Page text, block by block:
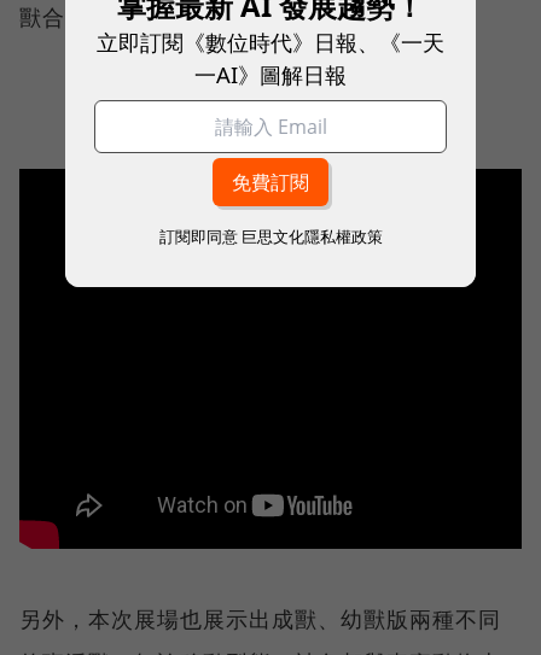
獸合影留念。
另外，本次展場也展示出成獸、幼獸版兩種不同
立即訂閱《數位時代》日報、《一天
一AI》圖解日報
訂閱即同意 巨思文化隱私權政策